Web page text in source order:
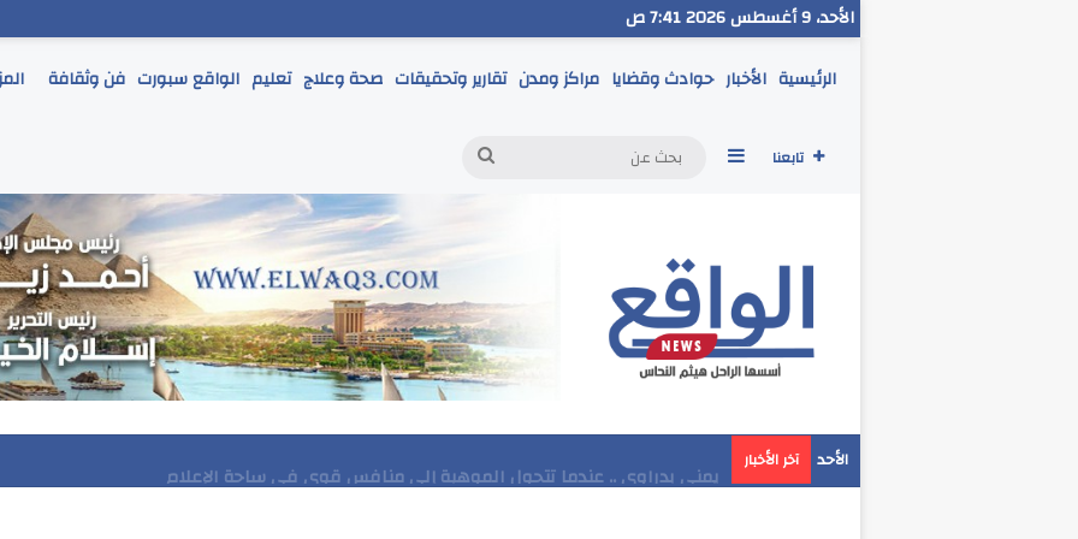
الأحد، 9 أغسطس 2026 7:41 ص
الرئيسية الأخبار حوادث وقضايا مراكز ومدن تقارير وتحقيقات صحة وعلاج تعليم الواقع سبورت فن وثقافة
تابعنا إضافة عمود جانبي
بحث
الأحد آخر الأخبار